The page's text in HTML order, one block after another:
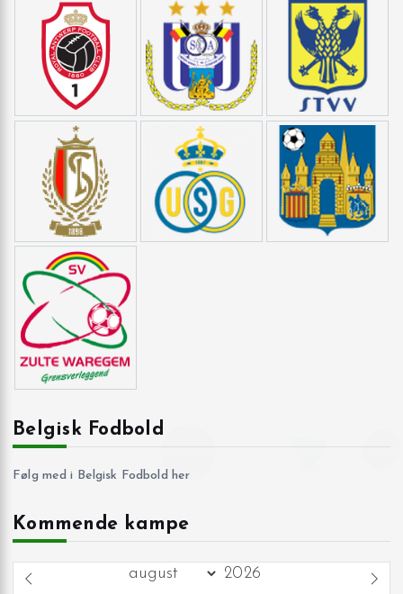
Belgisk Fodbold
Følg med i Belgisk Fodbold her
Kommende kampe